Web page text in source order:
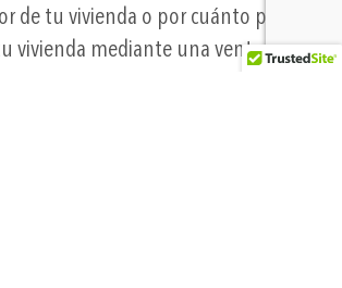
tu vivienda o por cuánto puedes
vivienda mediante una venta, una